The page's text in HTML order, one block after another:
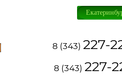
8 (343) 227-
8 (343) 227-